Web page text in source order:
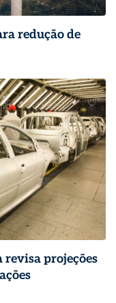
redução de
projeções